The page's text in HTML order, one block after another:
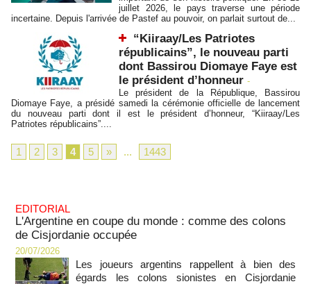
juillet 2026, le pays traverse une période
incertaine. Depuis l'arrivée de Pastef au pouvoir, on parlait surtout de...
“Kiiraay/Les Patriotes
républicains”, le nouveau parti
dont Bassirou Diomaye Faye est
le président d’honneur -
Le président de la République, Bassirou
Diomaye Faye, a présidé samedi la cérémonie officielle de lancement
du nouveau parti dont il est le président d’honneur, “Kiiraay/Les
Patriotes républicains”....
1 2 3 4 5 » ... 1443
EDITORIAL
L'Argentine en coupe du monde : comme des colons
de Cisjordanie occupée
20/07/2026
Les joueurs argentins rappellent à bien des
égards les colons sionistes en Cisjordanie